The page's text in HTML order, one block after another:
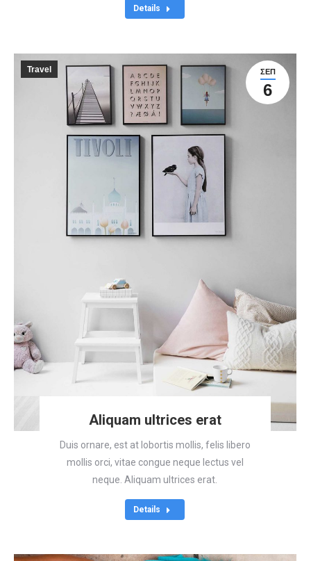
Details
ΣΕΠ
6
Travel
Aliquam ultrices erat
Duis ornare, est at lobortis mollis, felis libero
mollis orci, vitae congue neque lectus vel
neque. Aliquam ultrices erat.
Details